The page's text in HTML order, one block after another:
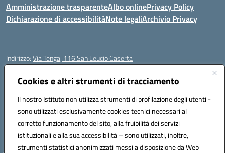
Cookies e altri strumenti di tracciamento
Il nostro Istituto non utilizza strumenti di profilazione degli utenti -
sono utilizzati esclusivamente cookies tecnici necessari al
corretto funzionamento del sito, alla fruibilità dei servizi
istituzionali e alla sua accessibilità – sono utilizzati, inoltre,
strumenti statistici anonimizzati messi a disposizione da Web
Amministrazione trasparenteAlbo onlinePrivacy Policy
Dichiarazione di accessibilitàNote legaliArchivio Privacy
Indirizzo:Via Tenga, 116 San Leucio Caserta
Centralino:
Posta elettronica certificata (PEC):ceis042009@pec.istruzione.it
Codice fiscale: 93098380616
Codice meccanografico:CEIS042009
Codice Indice delle Pubbliche Amministrazioni (IPA): islasleu
Codice unico di fatturazione (CUF): UFLTNX